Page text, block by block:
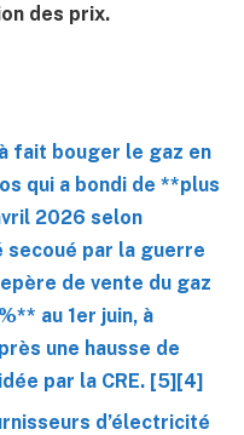
des prix.
fait bouger le gaz en
qui a bondi de **plus
2026 selon
secoué par la guerre
de vente du gaz
au 1er juin, à
une hausse de
par la CRE. [5][4]
d’électricité